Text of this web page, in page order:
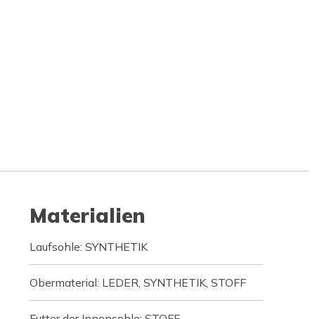
Materialien
Laufsohle: SYNTHETIK
Obermaterial: LEDER, SYNTHETIK, STOFF